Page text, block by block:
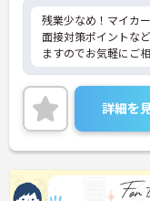
残業少なめ！マイカ
面接対策ポイントな
ますのでお気軽にご
詳細を